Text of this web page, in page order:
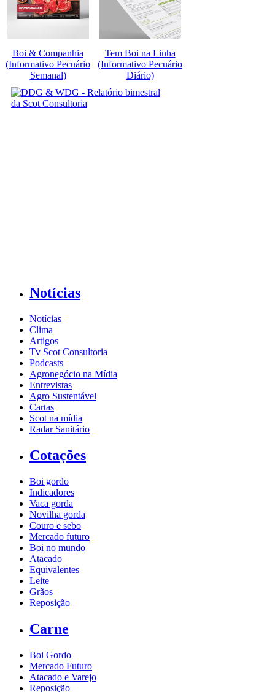
Boi & Companhia
(Informativo Pecuário
Semanal)
Tem Boi na Linha
(Informativo Pecuário
Diário)
Notícias
Notícias
Clima
Artigos
Tv Scot Consultoria
Podcasts
Agronegócio na Mídia
Entrevistas
Agro Sustentável
Cartas
Scot na mídia
Radar Sanitário
Cotações
Boi gordo
Indicadores
Vaca gorda
Novilha gorda
Couro e sebo
Mercado futuro
Boi no mundo
Atacado
Equivalentes
Leite
Grãos
Reposição
Carne
Boi Gordo
Mercado Futuro
Atacado e Varejo
Reposição